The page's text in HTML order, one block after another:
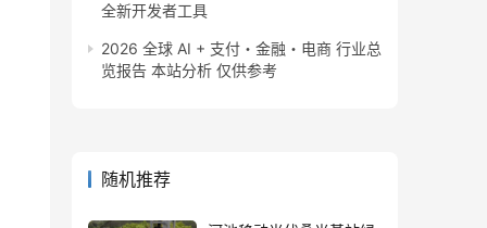
全新开发者工具
2026 全球 AI + 支付・金融・电商 行业总
览报告 本站分析 仅供参考
随机推荐